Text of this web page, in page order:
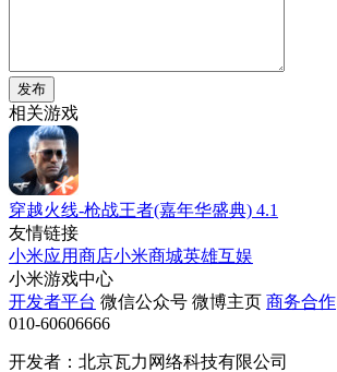
发布
相关游戏
穿越火线-枪战王者(嘉年华盛典) 4.1
友情链接
小米应用商店小米商城英雄互娱
小米游戏中心
开发者平台 微信公众号 微博主页 商务合作
010-60606666
开发者：北京瓦力网络科技有限公司